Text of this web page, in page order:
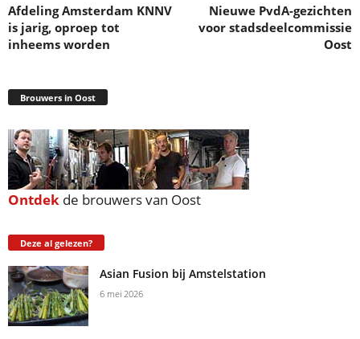
Afdeling Amsterdam KNNV
is jarig, oproep tot
inheems worden
Nieuwe PvdA-gezichten
voor stadsdeelcommissie
Oost
Brouwers in Oost
Ontdek de brouwers van Oost
Deze al gelezen?
Asian Fusion bij Amstelstation
6 mei 2026